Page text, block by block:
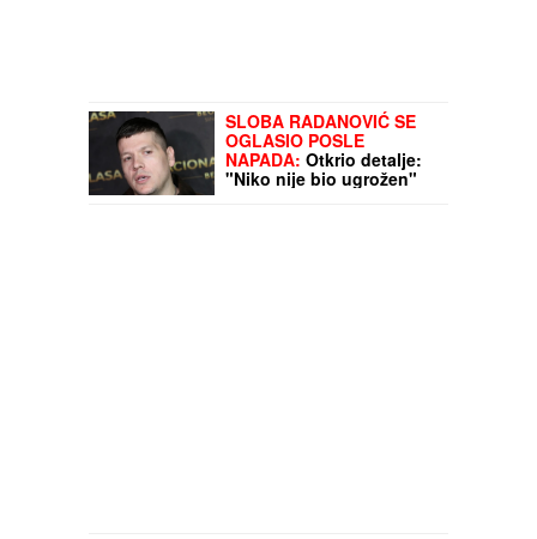
SLOBA RADANOVIĆ SE
OGLASIO POSLE
NAPADA: Otkrio detalje:
"Niko nije bio ugrožen"